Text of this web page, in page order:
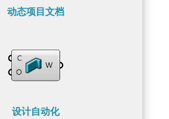
动态项目文档
设计自动化